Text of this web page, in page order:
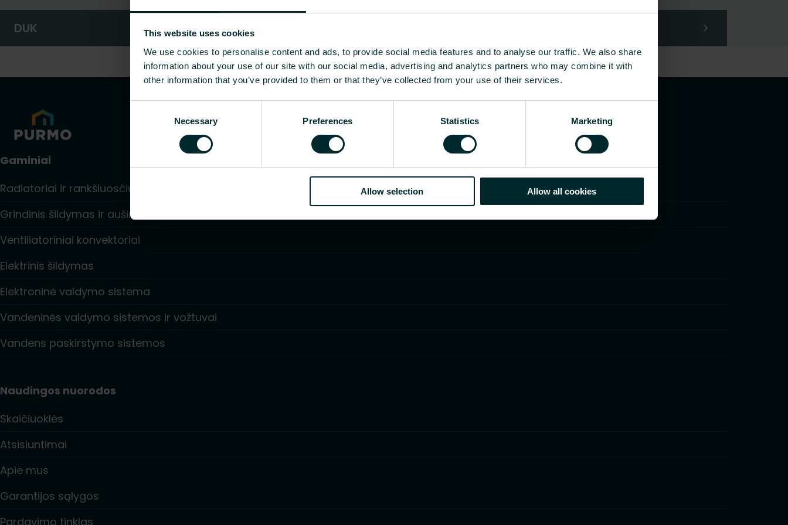
This website uses cookies
We use cookies to personalise content and ads, to provide social media features and to analyse our traffic. We also share
information about your use of our site with our social media, advertising and analytics partners who may combine it with
other information that you’ve provided to them or that they’ve collected from your use of their services.
Necessary Preferences Statistics Marketing
Allow selection Allow all cookies
DUK
Gaminiai
Radiatoriai ir rankšluosčių džiovintuvai
Grindinis šildymas ir aušinimas
Ventiliatoriniai konvektoriai
Elektrinis šildymas
Elektroninė valdymo sistema
Vandeninės valdymo sistemos ir vožtuvai
Vandens paskirstymo sistemos
Naudingos nuorodos
Skaičiuoklės
Atsisiuntimai
Apie mus
Garantijos sąlygos
Pardavimo tinklas